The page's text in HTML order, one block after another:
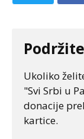
Ukoliko
"Svi Srbi u
donacije
kartice.